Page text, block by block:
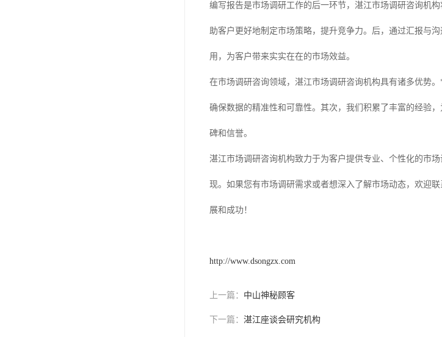
编写报告是市场调研工作的后一环节，湛江市场调研咨询机
助客户更好地制定市场策略，提升竞争力。后，通过汇报与
用，为客户带来实实在在的市场效益。
在市场调研咨询领域，湛江市场调研咨询机构具有诸多优势
确保数据的精准性和可靠性。其次，我们积累了丰富的经验
碑和信誉。
湛江市场调研咨询机构致力于为客户提供专业、个性化的市
现。如果您有市场调研需求或者想深入了解市场动态，欢迎
展和成功！
http://www.dsongzx.com
上一篇： 中山神秘顾客
下一篇： 湛江座谈会研究机构